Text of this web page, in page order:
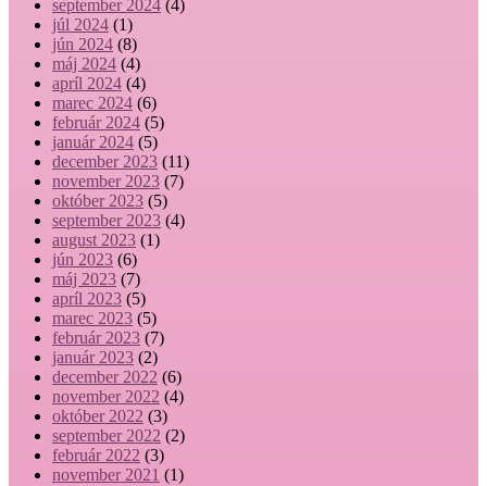
september 2024 (4)
júl 2024 (1)
jún 2024 (8)
máj 2024 (4)
apríl 2024 (4)
marec 2024 (6)
február 2024 (5)
január 2024 (5)
december 2023 (11)
november 2023 (7)
október 2023 (5)
september 2023 (4)
august 2023 (1)
jún 2023 (6)
máj 2023 (7)
apríl 2023 (5)
marec 2023 (5)
február 2023 (7)
január 2023 (2)
december 2022 (6)
november 2022 (4)
október 2022 (3)
september 2022 (2)
február 2022 (3)
november 2021 (1)